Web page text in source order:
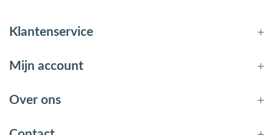
Klantenservice
Mijn account
Over ons